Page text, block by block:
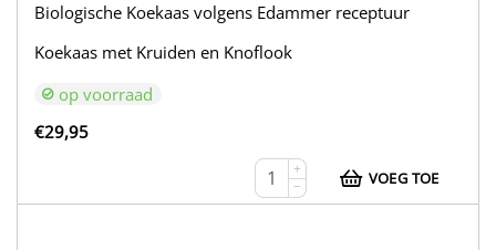
Biologische Koekaas volgens Edammer receptuur
Koekaas met Kruiden en Knoflook
op voorraad
€29,95
+
−
VOEG TOE